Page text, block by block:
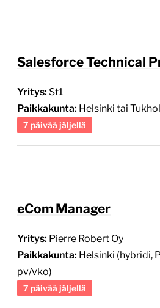
Salesforce Technical
Yritys: St1
Paikkakunta: Helsinki tai
7 päivää jäljellä
eCom Manager
Yritys: Pierre Robert Oy
Paikkakunta: Helsinki (hybridi,
pv/vko)
7 päivää jäljellä